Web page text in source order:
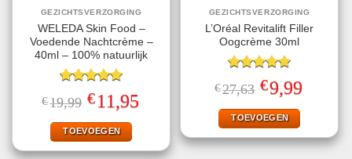
GEZICHTSVERZORGING
WELEDA Skin Food –
Voedende Nachtcrème –
40ml – 100% natuurlijk
Gewaardeerd
5.00uit 5
€19,99 Oorspronkelijke
prijs
was:
€19,99.
€11,95prijs
TOEVOEGEN
GEZICHTSVERZORGING
L’Oréal Revitalift Filler
Oogcrème 30ml
Gewaardeerd
5.00uit 5
€27,63 Oorspronkelijke
prijs
was:
€27,63.
€9,99Huidige
prijs
TOEVOEGEN